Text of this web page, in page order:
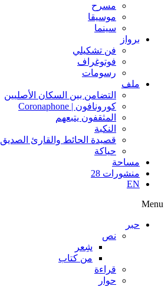
مسرح
موسيقا
سينما
برواز
فن تشكيلي
فوتوغراف
رسومات
ملف
التضامن بين السكان الأصليين
كورونافون | Coronaphone
المثقفون يتبعهم
النكبة
قصيدة الحائط والقارئ الصديق
حياكة
مساحة
منشورات 28
EN
Menu
حبر
نص
شِعر
من كتاب
قراءة
حوار